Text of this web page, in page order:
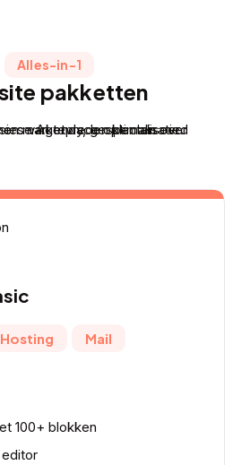
Alles-in-1
pakketten
Hosting Mail
100+ blokken